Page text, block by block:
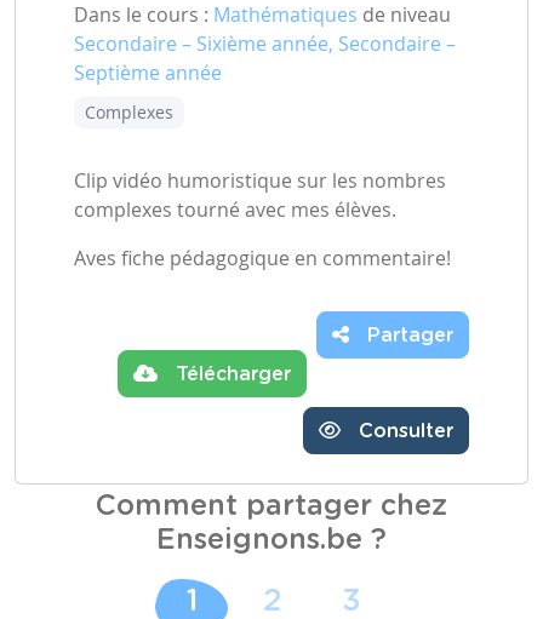
Dans le cours : Mathématiques de niveau
Secondaire – Sixième année, Secondaire –
Septième année
Complexes
Clip vidéo humoristique sur les nombres
complexes tourné avec mes élèves.
Aves fiche pédagogique en commentaire!
Télécharger
Partager
Consulter
Comment partager chez
Enseignons.be ?
1 2 3